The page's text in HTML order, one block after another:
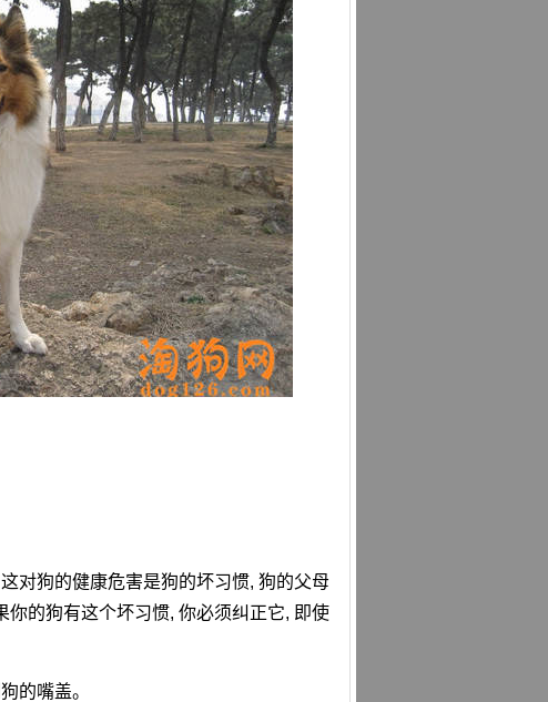
对狗的健康危害是狗的坏习惯, 狗的父母
的狗有这个坏习惯, 你必须纠正它, 即使
的嘴盖。